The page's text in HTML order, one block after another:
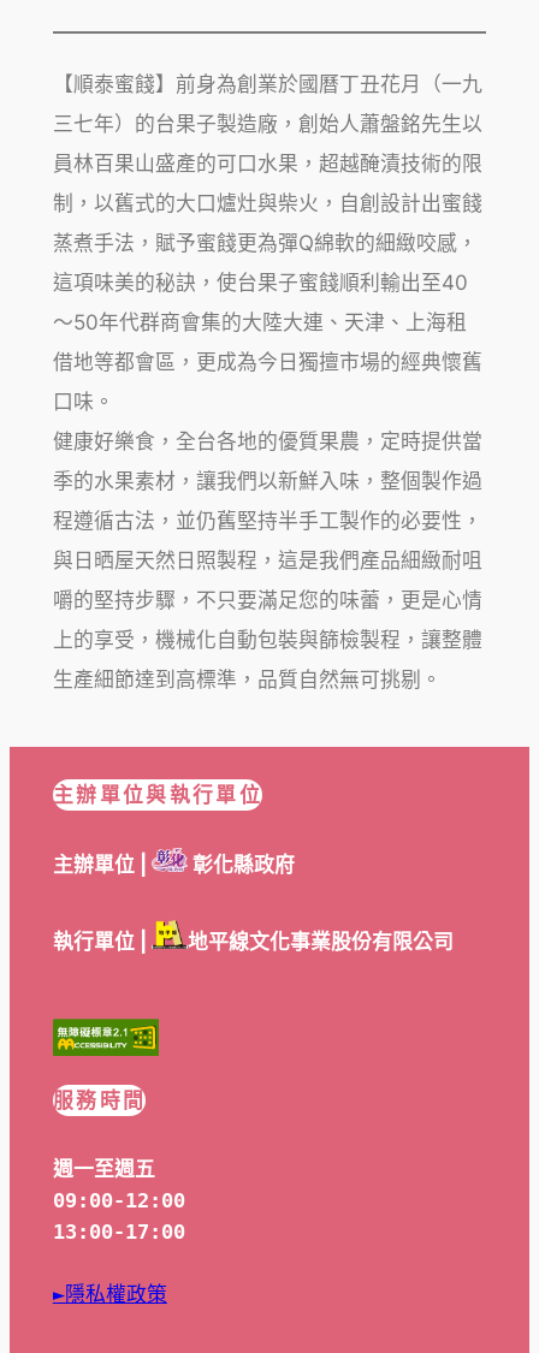
【順泰蜜餞】前身為創業於國曆丁丑花月（一九
三七年）的台果子製造廠，創始人蕭盤銘先生以
員林百果山盛產的可口水果，超越醃漬技術的限
制，以舊式的大口爐灶與柴火，自創設計出蜜餞
蒸煮手法，賦予蜜餞更為彈Q綿軟的細緻咬感，
這項味美的秘訣，使台果子蜜餞順利輸出至40
～50年代群商會集的大陸大連、天津、上海租
借地等都會區，更成為今日獨擅市場的經典懷舊
口味。
健康好樂食，全台各地的優質果農，定時提供當
季的水果素材，讓我們以新鮮入味，整個製作過
程遵循古法，並仍舊堅持半手工製作的必要性，
與日晒屋天然日照製程，這是我們產品細緻耐咀
嚼的堅持步驟，不只要滿足您的味蕾，更是心情
上的享受，機械化自動包裝與篩檢製程，讓整體
生產細節達到高標準，品質自然無可挑剔。
主辦單位與執行單位
主辦單位 | 彰化縣政府
執行單位 | 地平線文化事業股份有限公司
服務時間
週一至週五
09:00-12:00
13:00-17:00
►隱私權政策